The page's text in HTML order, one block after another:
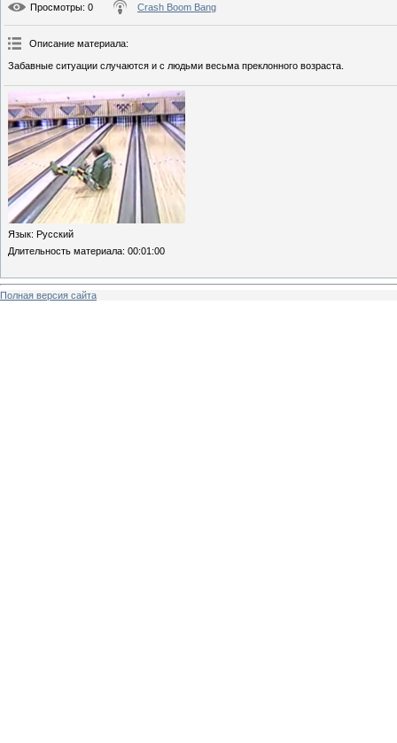
Просмотры: 0 Crash Boom Bang
Описание материала:
Забавные ситуации случаются и с людьми весьма преклонного возраста.
Язык: Русский
Длительность материала: 00:01:00
Полная версия сайта